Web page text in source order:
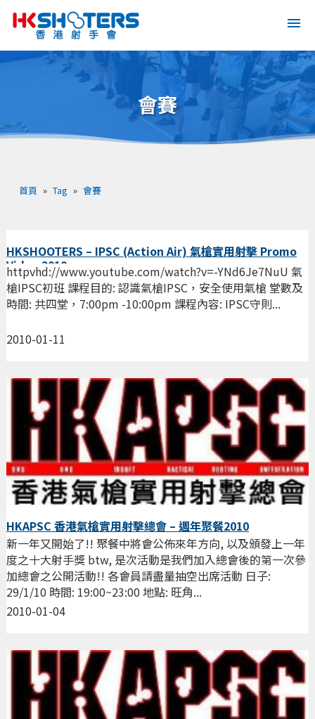
會賽
首頁 » Tag » 會賽
HKSHOOTERS – IPSC (Action Air) 氣槍實用射擊 Promo
Video 2010
2010-01-11
httpvhd://www.youtube.com/watch?v=-YNd6Je7NuU 氣
槍IPSC初班 課程目的: 認識氣槍IPSC，安全使用氣槍 堂數及
時間: 共四堂，7:00pm -10:00pm 課程內容: IPSC守則...
HKAPSC 香港氣槍實用射擊總會 – 週年聚餐2010
2010-01-04
新一年又開始了!! 聚餐中將會公佈來年方向, 以及頒發上一年
度之十大射手獎 btw, 是次活動是我們加入總會後的第一次參
加總會之公開活動!! 各會員請盡量抽空出席活動 日子:
29/1/10 時間: 19:00~23:00 地點: 旺角...